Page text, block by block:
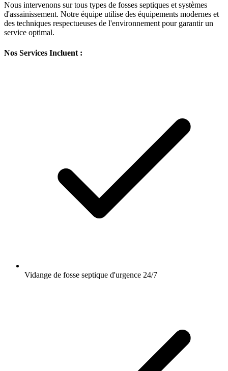
Nous intervenons sur tous types de fosses septiques et systèmes
d'assainissement. Notre équipe utilise des équipements modernes et
des techniques respectueuses de l'environnement pour garantir un
service optimal.
Nos Services Incluent :
Vidange de fosse septique d'urgence 24/7